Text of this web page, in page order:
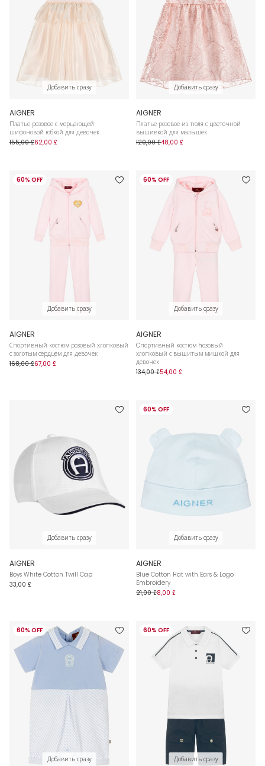
Добавить сразу
AIGNER
Платье розовое с мерцающей
шифоновой юбкой для девочек
155,00 £62,00 £
Добавить сразу
AIGNER
Платье розовое из тюля с цветочной
вышивкой для малышек
120,00 £48,00 £
60% OFF
Добавить сразу
AIGNER
Спортивный костюм розовый хлопковый
с золотым сердцем для девочек
168,00 £67,00 £
60% OFF
Добавить сразу
AIGNER
Cпортивный костюм hозовый
хлопковый с вышитым мишкой для
девочек
134,00 £54,00 £
Добавить сразу
AIGNER
Boys White Cotton Twill Cap
33,00 £
60% OFF
Добавить сразу
AIGNER
Blue Cotton Hat with Ears & Logo
Embroidery
21,00 £8,00 £
60% OFF
Добавить сразу
60% OFF
Добавить сразу